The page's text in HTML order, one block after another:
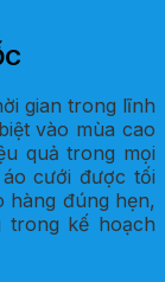
gian trong lĩnh
vào mùa cao
quả trong mọi
cưới được tối
hàng đúng hẹn,
trong kế hoạch